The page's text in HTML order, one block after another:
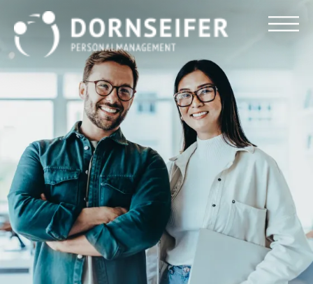
Für Arbeitnehmer
Für Unternehmen
Dornseifer DNA
Referenzen
Stellenmarkt